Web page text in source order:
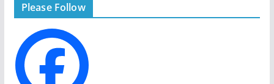
e
s
Please Follow